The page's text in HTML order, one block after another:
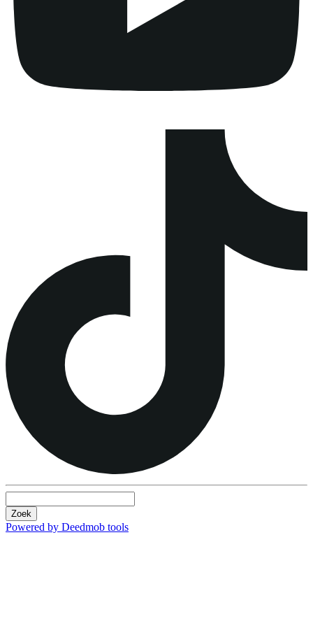
Zoek
Powered by Deedmob tools